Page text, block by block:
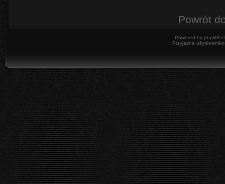
Powrót
Powered by phpBB
Przyjazne